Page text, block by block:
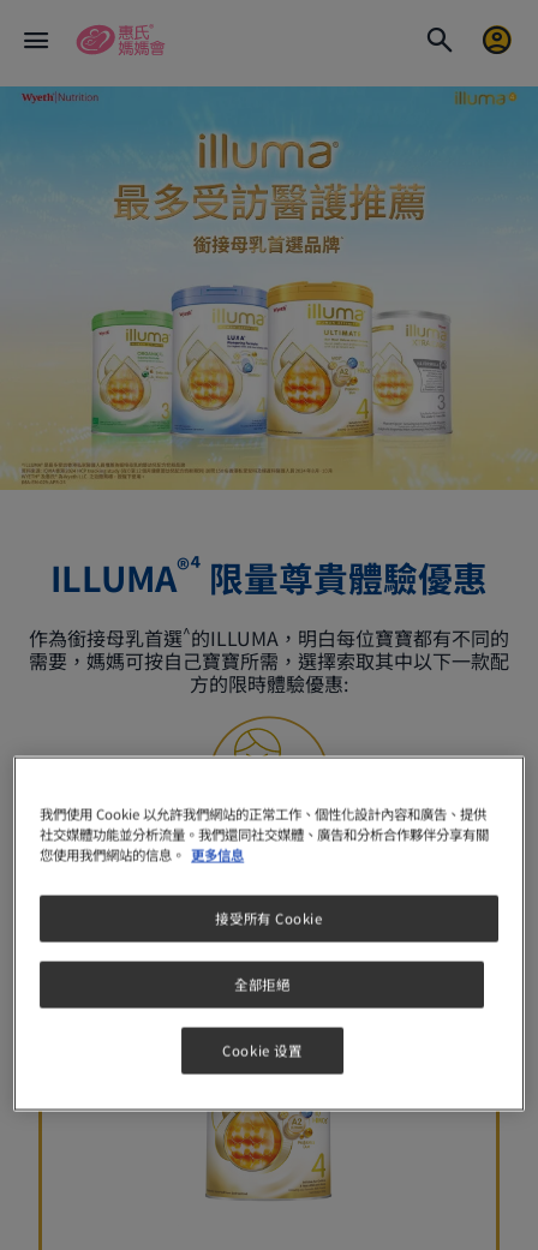
ILLUMA®⁴限量尊貴體驗優惠​
作為銜接母乳首選^的ILLUMA，明白每位寶寶都有不同的
需要，媽媽可按自己寶寶所需，​選擇索取其中以下一款配
方的限時體驗優惠:​
請選擇産品系列:
改善
腸道問題
我們使用 Cookie 以允許我們網站的正常工作、個性化設計內容和廣告、提供
社交媒體功能並分析流量。我們還同社交媒體、廣告和分析合作夥伴分享有關
您使用我們網站的信息。 更多信息
全部拒絕
接受所有 Cookie
Cookie 设置